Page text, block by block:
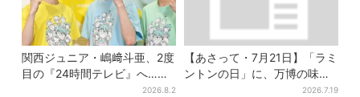
関西ジュニア・嶋﨑斗亜、2度
目の『24時間テレビ』へ…ほ
かのメンバーに助言「サポー
2026.8.2
【あさって・7月21日】「ラミ
ントンの日」に、万博の味が
大阪で復活…カフェで1002026.7.19